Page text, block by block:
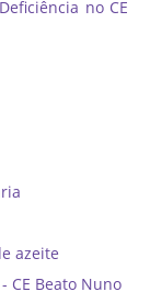
no CE
azeite
CE Beato Nuno